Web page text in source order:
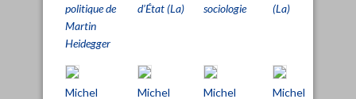
politique de
Martin
Heidegger
d’État (La)
sociologie
(La)
Michel
Michel
Michel
Michel